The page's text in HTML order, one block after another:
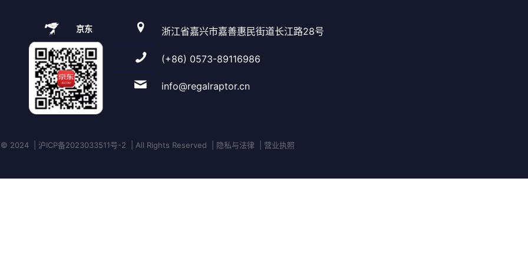
京东 浙江省嘉兴市嘉善惠民街道长江路28号
(+86) 0573-89116986
info@regalraptor.cn
© 2024 | 沪ICP备2023033511号-2 | All Rights Reserved | 隐私与法律 | 营业执照